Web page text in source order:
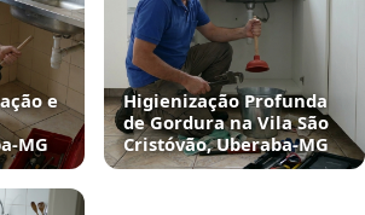
e
Higienização Profunda
de Gordura na Vila São
Cristóvão, Uberaba‑MG